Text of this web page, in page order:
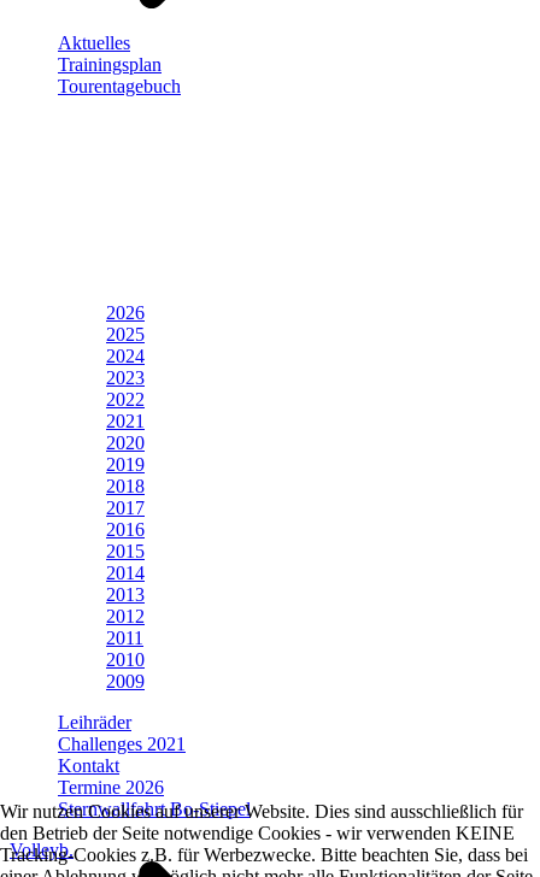
Aktuelles
Trainingsplan
Tourentagebuch
2026
2025
2024
2023
2022
2021
2020
2019
2018
2017
2016
2015
2014
2013
2012
2011
2010
2009
Leihräder
Challenges 2021
Kontakt
Termine 2026
Sternwallfahrt Bo-Stiepel
Volleyb.
Wir nutzen Cookies auf unserer Website. Dies sind ausschließlich für
den Betrieb der Seite notwendige Cookies - wir verwenden KEINE
Tracking-Cookies z.B. für Werbezwecke. Bitte beachten Sie, dass bei